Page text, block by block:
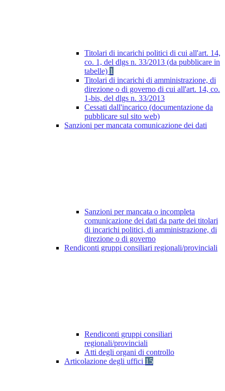
Titolari di incarichi politici di cui all'art. 14,
co. 1, del dlgs n. 33/2013 (da pubblicare in
tabelle) 1
Titolari di incarichi di amministrazione, di
direzione o di governo di cui all'art. 14, co.
1-bis, del dlgs n. 33/2013
Cessati dall'incarico (documentazione da
pubblicare sul sito web)
Sanzioni per mancata comunicazione dei dati
Sanzioni per mancata o incompleta
comunicazione dei dati da parte dei titolari
di incarichi politici, di amministrazione, di
direzione o di governo
Rendiconti gruppi consiliari regionali/provinciali
Rendiconti gruppi consiliari
regionali/provinciali
Atti degli organi di controllo
Articolazione degli uffici 15